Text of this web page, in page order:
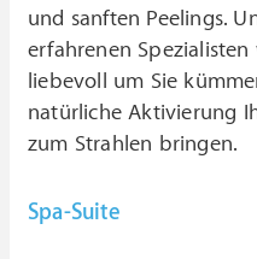
und sanften Peelings.
erfahrenen
liebevoll um Sie
natürliche Aktivierung
zum Strahlen bringen.
Spa-Suite